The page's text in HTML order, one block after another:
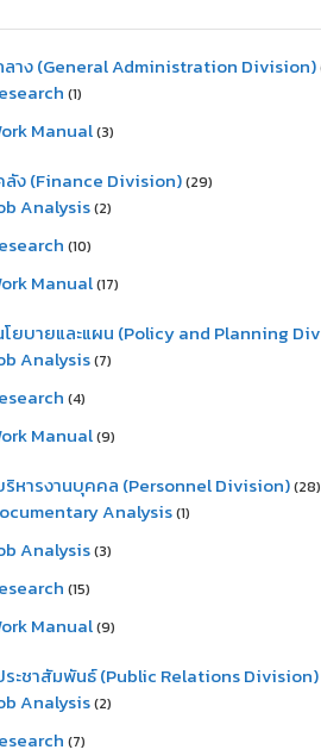
ลาง (General Administration Division)
(1)
Manual(3)
ลัง (Finance Division)(29)
Analysis(2)
(10)
Manual(17)
ยบายและแผน (Policy and Planning
Analysis(7)
(4)
Manual(9)
หารงานบุคคล (Personnel Division)(28)
Analysis(1)
Analysis(3)
(15)
Manual(9)
ะชาสัมพันธ์ (Public Relations Division)
Analysis(2)
(7)